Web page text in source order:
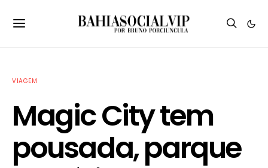
VIAGEM
Magic City tem
pousada, parque